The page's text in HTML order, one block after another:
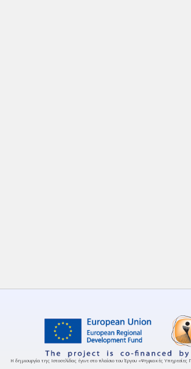
Η δημιουργία της Ιστοσελίδας έγινε στο πλαίσιο του Έργου «Ψηφιακές